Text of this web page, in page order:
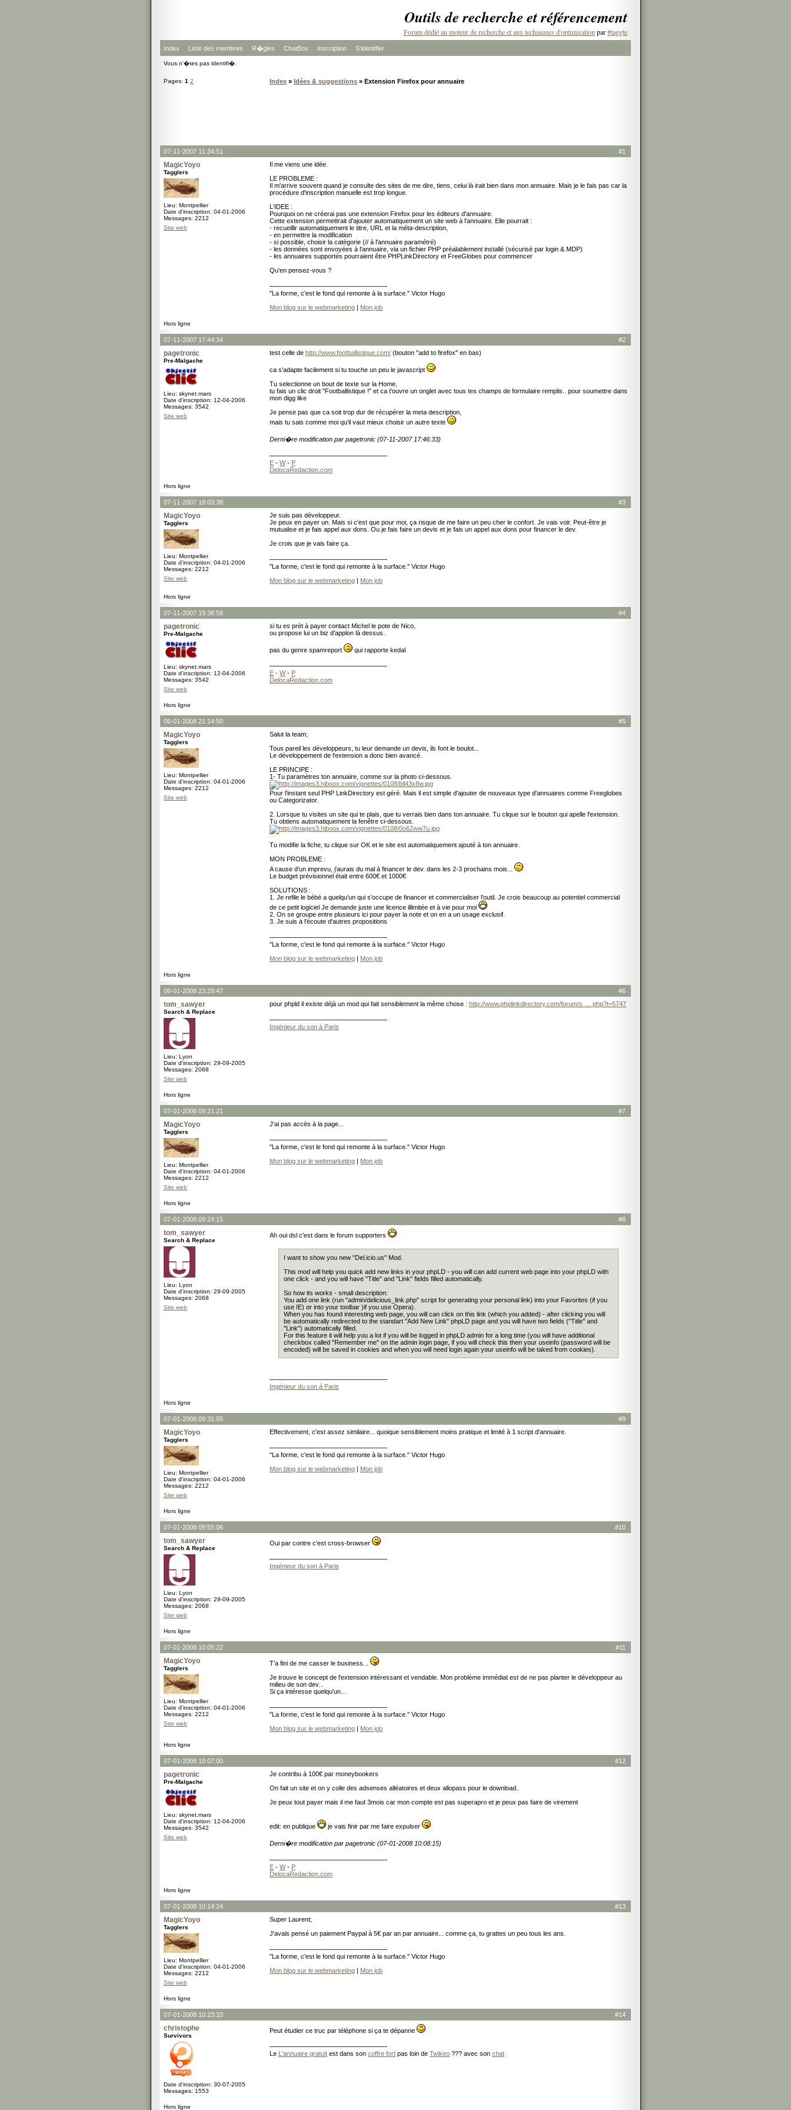
Outils de recherche et référencement
Forum dédié au moteur de recherche et aux techniques d'optimisation par#taggle
Index Liste des membres R�gles ChatBox Inscription S'identifier
Vous n'�tes pas identifi�.
Pages: 1 2 Index » Idées & suggestions » Extension Firefox pour annuaire
#1
07-11-2007 11:34:51
MagicYoyo
Tagglers
Lieu: Montpellier
Date d'inscription: 04-01-2006
Messages: 2212
Site web
Il me viens une idée.
LE PROBLEME :
Il m'arrive souvent quand je consulte des sites de me dire, tiens, celui là irait bien dans mon annuaire. Mais je le fais pas car la
procédure d'inscription manuelle est trop longue.
L'IDEE :
Pourquoi on ne créerai pas une extension Firefox pour les éditeurs d'annuaire.
Cette extension permettrait d'ajouter automatiquement un site web à l'annuaire. Elle pourrait :
- recueillir automatiquement le titre, URL et la méta-description,
- en permettre la modification
- si possible, choisir la catégorie (// à l'annuaire paramétré)
- les données sont envoyées à l'annuaire, via un fichier PHP préalablement installé (sécurisé par login & MDP)
- les annuaires supportés pourraient être PHPLinkDirectory et FreeGlobes pour commencer
Qu'en pensez-vous ?
"La forme, c'est le fond qui remonte à la surface." Victor Hugo
Mon blog sur le webmarketing | Mon job
Hors ligne
#2
07-11-2007 17:44:34
pagetronic
Pre-Malgache
Lieu: skynet.mars
Date d'inscription: 12-04-2006
Messages: 3542
Site web
test celle de http://www.footballistique.com/ (bouton "add to firefox" en bas)
ca s'adapte facilement si tu touche un peu le javascript
Tu selectionne un bout de texte sur la Home,
tu fais un clic droit "Footballistique !" et ca t'ouvre un onglet avec tous tes champs de formulaire remplis.. pour soumettre dans
mon digg like
Je pense pas que ca soit trop dur de récupérer la meta description,
mais tu sais comme moi qu'il vaut mieux choisir un autre texte
Derni�re modification par pagetronic (07-11-2007 17:46:33)
E - W- P
DelocaRedaction.com
Hors ligne
#3
07-11-2007 18:03:38
MagicYoyo
Tagglers
Lieu: Montpellier
Date d'inscription: 04-01-2006
Messages: 2212
Site web
Je suis pas développeur.
Je peux en payer un. Mais si c'est que pour moi, ça risque de me faire un peu cher le confort. Je vais voir. Peut-être je
mutualise et je fais appel aux dons. Ou je fais faire un devis et je fais un appel aux dons pour financer le dev.
Je crois que je vais faire ça.
"La forme, c'est le fond qui remonte à la surface." Victor Hugo
Mon blog sur le webmarketing | Mon job
Hors ligne
#4
07-11-2007 19:38:58
pagetronic
Pre-Malgache
Lieu: skynet.mars
Date d'inscription: 12-04-2006
Messages: 3542
Site web
si tu es prèt à payer contact Michel le pote de Nico,
ou propose lui un biz d'applon là dessus..
pas du genre spamreport qui rapporte kedal
E - W- P
DelocaRedaction.com
Hors ligne
#5
06-01-2008 21:14:50
MagicYoyo
Tagglers
Lieu: Montpellier
Date d'inscription: 04-01-2006
Messages: 2212
Site web
Salut la team;
Tous pareil les développeurs, tu leur demande un devis, ils font le boulot...
Le développement de l'extension a donc bien avancé.
LE PRINCIPE :
1- Tu paramètres ton annuaire, comme sur la photo ci-dessous.
Pour l'instant seul PHP LinkDirectory est géré. Mais il est simple d'ajouter de nouveaux type d'annuaires comme Freeglobes
ou Categorizator.
2. Lorsque tu visites un site qui te plais, que tu verrais bien dans ton annuaire. Tu clique sur le bouton qui apelle l'extension.
Tu obtiens automatiquement la fenêtre ci-dessous.
Tu modifie la fiche, tu clique sur OK et le site est automatiquement ajouté à ton annuaire.
MON PROBLEME :
A cause d'un imprevu, j'aurais du mal à financer le dev. dans les 2-3 prochains mois...
Le budget prévisionnel était entre 600€ et 1000€
SOLUTIONS :
1. Je refile le bébé a quelqu'un qui s'occupe de financer et commercialiser l'outil. Je crois beaucoup au potentiel commercial
de ce petit logiciel Je demande juste une licence illimitée et à vie pour moi
2. On se groupe entre plusieurs ici pour payer la note et on en a un usage exclusif.
3. Je suis à l'écoute d'autres propositions
"La forme, c'est le fond qui remonte à la surface." Victor Hugo
Mon blog sur le webmarketing | Mon job
Hors ligne
#6
06-01-2008 23:29:47
tom_sawyer
Search & Replace
Lieu: Lyon
Date d'inscription: 29-09-2005
Messages: 2068
Site web
pour phpld il existe déjà un mod qui fait sensiblement la même chose : http://www.phplinkdirectory.com/forum/s … php?t=5747
Ingénieur du son à Paris
Hors ligne
#7
07-01-2008 09:21:21
MagicYoyo
Tagglers
Lieu: Montpellier
Date d'inscription: 04-01-2006
Messages: 2212
Site web
J'ai pas accès à la page...
"La forme, c'est le fond qui remonte à la surface." Victor Hugo
Mon blog sur le webmarketing | Mon job
Hors ligne
#8
07-01-2008 09:24:15
tom_sawyer
Search & Replace
Lieu: Lyon
Date d'inscription: 29-09-2005
Messages: 2068
Site web
Ah oui dsl c'est dans le forum supporters
I want to show you new "Del.icio.us" Mod.
This mod will help you quick add new links in your phpLD - you will can add current web page into your phpLD with
one click - and you will have "Title" and "Link" fields filled automatically.
So how its works - small description:
You add one link (run "admin/delicious_link.php" script for generating your personal link) into your Favorites (if you
use IE) or into your toolbar )if you use Opera).
When you has found interesting web page, you will can click on this link (which you added) - after clicking you will
be automatically redirected to the standart "Add New Link" phpLD page and you will have two fields ("Title" and
"Link") automatically filled.
For this feature it will help you a lot if you will be logged in phpLD admin for a long time (you will have additional
checkbox called "Remember me" on the admin login page, if you will check this then your useinfo (password will be
encoded) will be saved in cookies and when you will need login again your useinfo will be taked from cookies).
Ingénieur du son à Paris
Hors ligne
#9
07-01-2008 09:31:55
MagicYoyo
Tagglers
Lieu: Montpellier
Date d'inscription: 04-01-2006
Messages: 2212
Site web
Effectivement, c'est assez similaire... quoique sensiblement moins pratique et limité à 1 script d'annuaire.
"La forme, c'est le fond qui remonte à la surface." Victor Hugo
Mon blog sur le webmarketing | Mon job
Hors ligne
#10
07-01-2008 09:55:06
tom_sawyer
Search & Replace
Lieu: Lyon
Date d'inscription: 29-09-2005
Messages: 2068
Site web
Oui par contre c'est cross-browser
Ingénieur du son à Paris
Hors ligne
#11
07-01-2008 10:05:22
MagicYoyo
Tagglers
Lieu: Montpellier
Date d'inscription: 04-01-2006
Messages: 2212
Site web
T'a fini de me casser le business...
Je trouve le concept de l'extension intéressant et vendable. Mon problème immédiat est de ne pas planter le développeur au
milieu de son dev...
Si ça intéresse quelqu'un...
"La forme, c'est le fond qui remonte à la surface." Victor Hugo
Mon blog sur le webmarketing | Mon job
Hors ligne
#12
07-01-2008 10:07:00
pagetronic
Pre-Malgache
Lieu: skynet.mars
Date d'inscription: 12-04-2006
Messages: 3542
Site web
Je contribu à 100€ par moneybookers
On fait un site et on y colle des adsenses alléatoires et deux allopass pour le download..
Je peux tout payer mais il me faut 3mois car mon compte est pas superapro et je peux pas faire de virement
edit: en publique je vais finir par me faire expulser
Derni�re modification par pagetronic (07-01-2008 10:08:15)
E - W- P
DelocaRedaction.com
Hors ligne
#13
07-01-2008 10:14:24
MagicYoyo
Tagglers
Lieu: Montpellier
Date d'inscription: 04-01-2006
Messages: 2212
Site web
Super Laurent;
J'avais pensé un paiement Paypal à 5€ par an par annuaire... comme ça, tu grattes un peu tous les ans.
"La forme, c'est le fond qui remonte à la surface." Victor Hugo
Mon blog sur le webmarketing | Mon job
Hors ligne
#14
07-01-2008 10:23:33
christophe
Survivors
Date d'inscription: 30-07-2005
Messages: 1553
Peut étudier ce truc par téléphone si ça te dépanne
Le L'annuaire gratuit est dans son coffre fort pas loin de Twikeo ??? avec son chat
Hors ligne